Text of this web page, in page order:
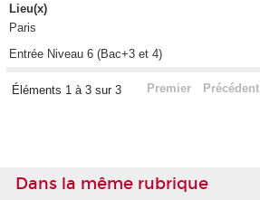
Lieu(x)
Paris
Entrée Niveau 6 (Bac+3 et 4)
Éléments 1 à 3 sur 3 Premier Précédent
Dans la même rubrique